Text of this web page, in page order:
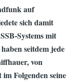
auf
sich damit
Systems mit
seitdem jede
von
Folgenden seine